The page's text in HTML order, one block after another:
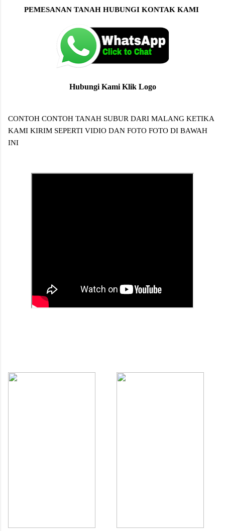
PEMESANAN TANAH HUBUNGI KONTAK KAMI
Hubungi Kami Klik Logo
CONTOH CONTOH TANAH SUBUR DARI MALANG KETIKA
KAMI KIRIM SEPERTI VIDIO DAN FOTO FOTO DI BAWAH
INI